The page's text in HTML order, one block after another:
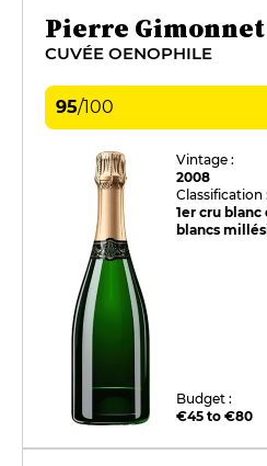
Pierre
CUVÉE OENOPHILE
95/100
Vintage :
2008
Classification :
1er cru blanc
blancs
Budget :
€45 to €80